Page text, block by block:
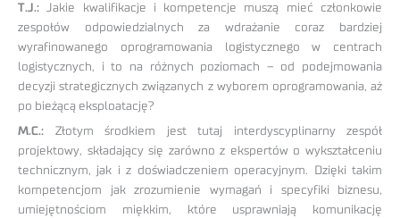
T.J.: Jakie kwalifikacje i kompetencje muszą mieć członkowie
zespołów odpowiedzialnych za wdrażanie coraz bardziej
wyrafinowanego oprogramowania logistycznego w centrach
logistycznych, i to na różnych poziomach – od podejmowania
decyzji strategicznych związanych z wyborem oprogramowania, aż
po bieżącą eksploatację?
M.C.: Złotym środkiem jest tutaj interdyscyplinarny zespół
projektowy, składający się zarówno z ekspertów o wykształceniu
technicznym, jak i z doświadczeniem operacyjnym. Dzięki takim
kompetencjom jak zrozumienie wymagań i specyfiki biznesu,
umiejętnościom miękkim, które usprawniają komunikację